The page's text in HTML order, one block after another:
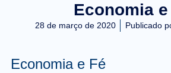
Economia e
28 de março de 2020 Publicado
Economia e Fé